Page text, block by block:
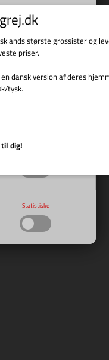
Markedsføring
Statistiske
REIMO
169,00DKK
største grossister og
priser.
dansk version af deres
tysk.
dig!